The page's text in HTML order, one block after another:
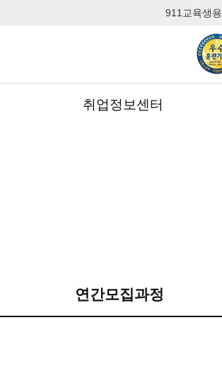
911교육생용
취업정보센터
연간모집과정